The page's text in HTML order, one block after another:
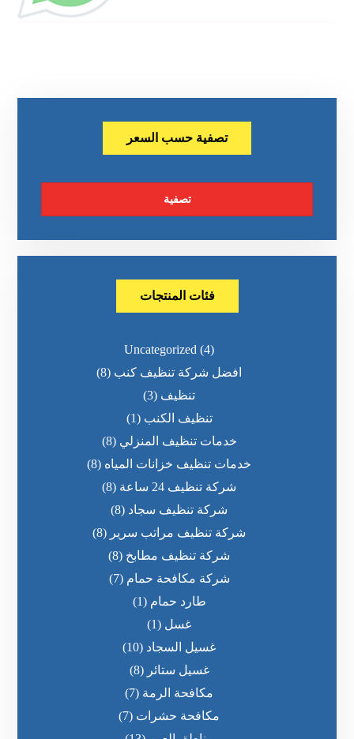
تصفية حسب السعر
تصفية
فئات المنتجات
Uncategorized (4)
افضل شركة تنظيف كنب (8)
تنظيف (3)
تنظيف الكنب (1)
خدمات تنظيف المنزلي (8)
خدمات تنظيف خزانات المياه (8)
شركة تنظيف 24 ساعة
(8)
شركة تنظيف سجاد (8)
شركة تنظيف مراتب سرير (8)
شركة تنظيف مطابخ (8)
شركة مكافحة حمام (7)
طارد حمام (1)
غسل (1)
غسيل السجاد (10)
غسيل ستائر (8)
مكافحة الرمة (7)
مكافحة حشرات (7)